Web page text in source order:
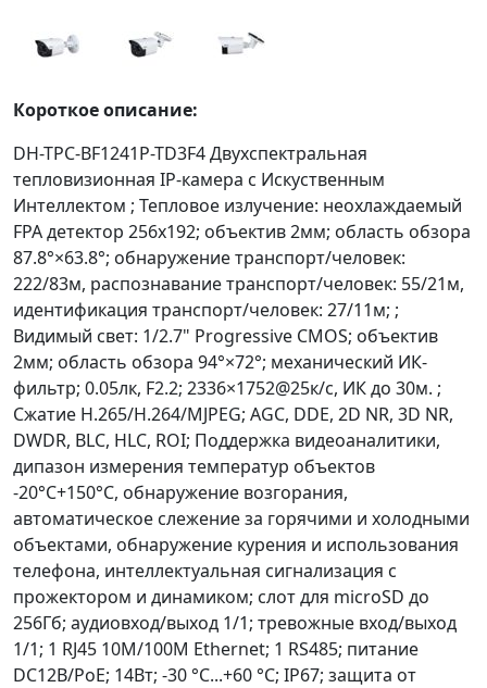
Короткое описание:
DH-TPC-BF1241P-TD3F4 Двухспектральная
тепловизионная IP-камера с Искуственным
Интеллектом ; Тепловое излучение: неохлаждаемый
FPA детектор 256x192; объектив 2мм; область обзора
87.8°×63.8°; обнаружение транспорт/человек:
222/83м, распознавание транспорт/человек: 55/21м,
идентификация транспорт/человек: 27/11м; ;
Видимый свет: 1/2.7" Progressive CMOS; объектив
2мм; область обзора 94°×72°; механический ИК-
фильтр; 0.05лк, F2.2; 2336×1752@25к/с, ИК до 30м. ;
Сжатие H.265/H.264/MJPEG; AGC, DDE, 2D NR, 3D NR,
DWDR, BLC, HLC, ROI; Поддержка видеоаналитики,
дипазон измерения температур объектов
-20°C+150°C, обнаружение возгорания,
автоматическое слежение за горячими и холодными
объектами, обнаружение курения и использования
телефона, интеллектуальная сигнализация с
прожектором и динамиком; слот для microSD до
256Гб; аудиовход/выход 1/1; тревожные вход/выход
1/1; 1 RJ45 10M/100M Ethernet; 1 RS485; питание
DC12В/PoE; 14Вт; -30 °C...+60 °C; IP67; защита от